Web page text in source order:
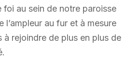
foi au sein de notre paroisse
l’ampleur au fur et à mesure
à rejoindre de plus en plus de